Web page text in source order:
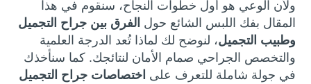
ولأن الوعي هو أول خطوات النجاح، سنقوم في هذا
المقال بفك اللبس الشائع حول الفرق بين جراح التجميل
وطبيب التجميل، لنوضح لك لماذا تُعد الدرجة العلمية
والتخصص الجراحي صمام الأمان لنتائجك. كما سنأخذك
في جولة شاملة للتعرف على اختصاصات جراح التجميل